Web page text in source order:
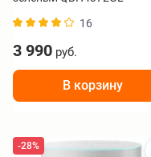
16
3 990 руб.
В корзину
-28%